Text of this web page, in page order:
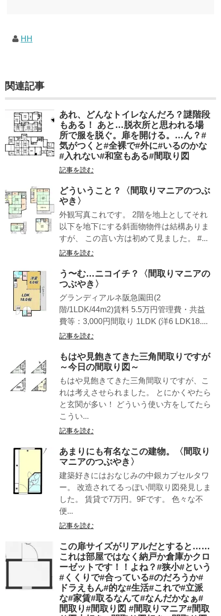
HH
関連記事
あれ、どんなトイレなんだろ？謎階段
もある！ あと…脱衣所と思われる場
所で服を脱ぐ。扉を開ける。…ん？#
気がつくと#全裸で#外に#いるのかな
#入れない#和室もある#間取り図
記事を読む
どういうこと？〈間取りマニアのつぶ
やき〉
外観写真これです。 2階を地上としてそれ
以下を地下にする斜面物物件は結構ありま
すが、 この言い方は初めて見ました。 #...
記事を読む
う〜む…ニコイチ？〈間取りマニアの
つぶやき〉
グランディアルネ阪急園田(2
階/1LDK/44m2)賃料 5.5万円管理費・共益
費等：3,000円間取り 1LDK (洋6 LDK18....
記事を読む
もはや見飽きてきた三角間取りですが
～今日の間取り図～
もはや見飽きてきた三角間取りですが、こ
れは考えさせられました。 とにかくやたら
と玄関が多い！ どういう使い方をしてたら
こうい...
記事を読む
あまりにも有名なこの建物。〈間取り
マニアのつぶやき〉
建築好きにはおなじみの中銀カプセルタワ
ー。 改造されてるっぽい間取り図発見しま
した。 賃貸で7万円。9Fです。 色々な不
便...
記事を読む
この扉サイズがリアルだとすると……
これは部屋ではなく納戸か倉庫かクロ
ーゼットです！！よね？#狭小#という
#くくりで#合っている#のだろうか#
ドラえもん#的な#生活#これで#立派
な#家賃#取るなんて#なんだかなぁ#
間取り#間取り図 #間取りマニア#間取